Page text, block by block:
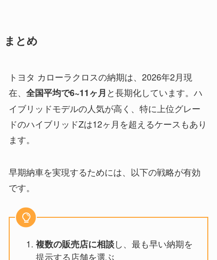
まとめ
トヨタ カローラクロスの納期は、2026年2月現
在、 全国平均で6~11ヶ月 と長期化しています。ハ
イブリッドモデルの人気が高く、特に上位グレー
ドのハイブリッドZは12ヶ月を超えるケースもあり
ます。
早期納車を実現するためには、以下の戦略が有効
です。
複数の販売店に相談し、最も早い納期を
提示する店舗を選ぶ